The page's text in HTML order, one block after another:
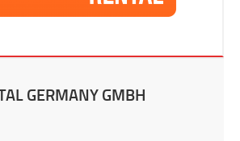
GERMANY GMBH